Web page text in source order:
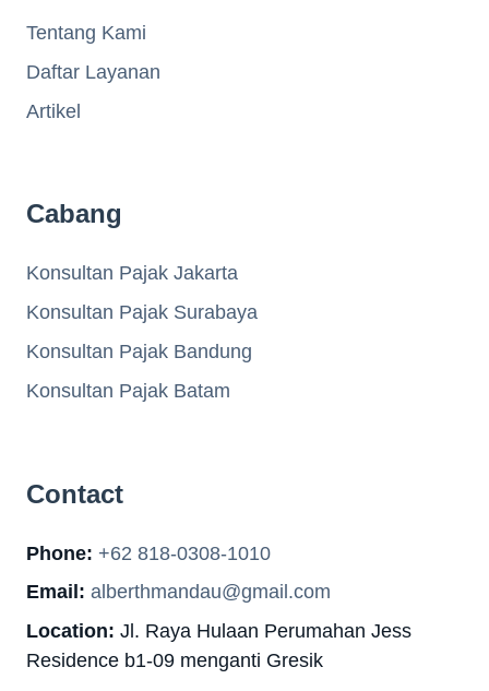
Tentang Kami
Daftar Layanan
Artikel
Cabang
Konsultan Pajak Jakarta
Konsultan Pajak Surabaya
Konsultan Pajak Bandung
Konsultan Pajak Batam
Contact
Phone: +62 818-0308-1010
Email: alberthmandau@gmail.com
Location: Jl. Raya Hulaan Perumahan Jess
Residence b1-09 menganti Gresik